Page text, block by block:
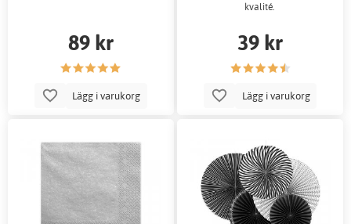
89 kr
Lägg i varukorg
kvalité.
39 kr
Lägg i varukorg